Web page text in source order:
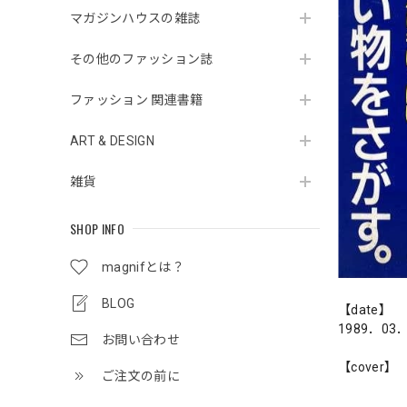
マガジンハウスの雑誌
その他のファッション誌
ファッション 関連書籍
ART & DESIGN
雑貨
SHOP INFO
magnifとは？
BLOG
お問い合わせ
ご注文の前に
【date】
1989．03
【cover】